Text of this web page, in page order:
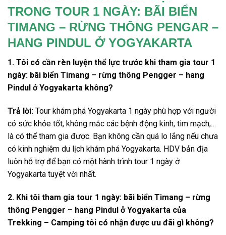
TRONG TOUR 1 NGÀY: BÃI BIỂN
TIMANG – RỪNG THÔNG PENGAR –
HANG PINDUL Ở YOGYAKARTA
1. Tôi có cần rèn luyện thể lực trước khi tham gia tour 1
ngày: bãi biển Timang – rừng thông Pengger – hang
Pindul ở Yogyakarta không?
Trả lời: Tour khám phá Yogyakarta 1 ngày phù hợp với người
có sức khỏe tốt, không mắc các bệnh động kinh, tim mạch,…
là có thể tham gia được. Bạn không cần quá lo lắng nếu chưa
có kinh nghiệm du lịch khám phá Yogyakarta. HDV bản địa
luôn hỗ trợ để bạn có một hành trình tour 1 ngày ở
Yogyakarta tuyệt vời nhất.
2. Khi tôi tham gia tour 1 ngày: bãi biển Timang – rừng
thông Pengger – hang Pindul ở Yogyakarta của
Trekking – Camping tôi có nhận được ưu đãi gì không?